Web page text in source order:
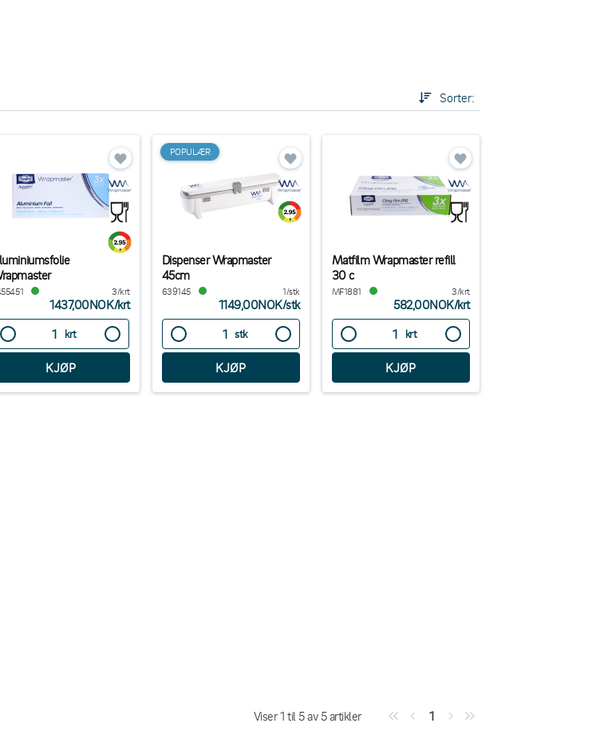
Sorter:
3/krt
1437,00NOK/krt
krt
POPULÆR
Dispenser Wrapmaster
45cm
639145 1/stk
1149,00NOK/stk
stk
Matfilm Wrapmaster refill
30 c
MF1881 3/krt
582,00NOK/krt
krt
Viser1 til5av5artikler 1